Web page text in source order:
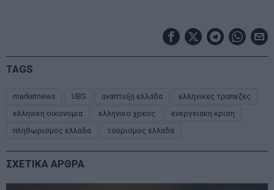
TAGS
marketnews UBS αναπτυξη ελλαδα
ελληνικες τραπεζες
ελληνικη οικονομια
ελληνικο χρεος
ενεργειακη κριση
πληθωρισμος ελλαδα
τουρισμος ελλαδα
ΣΧΕΤΙΚΑ ΑΡΘΡΑ